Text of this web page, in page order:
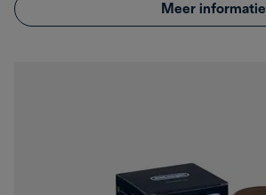
Meer informatie